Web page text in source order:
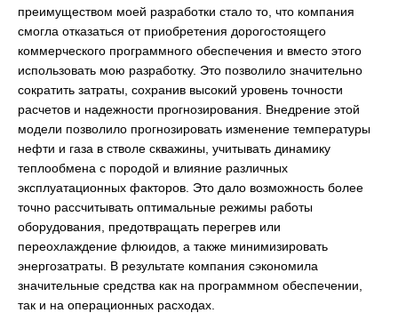
преимуществом моей разработки стало то, что компания
смогла отказаться от приобретения дорогостоящего
коммерческого программного обеспечения и вместо этого
использовать мою разработку. Это позволило значительно
сократить затраты, сохранив высокий уровень точности
расчетов и надежности прогнозирования. Внедрение этой
модели позволило прогнозировать изменение температуры
нефти и газа в стволе скважины, учитывать динамику
теплообмена с породой и влияние различных
эксплуатационных факторов. Это дало возможность более
точно рассчитывать оптимальные режимы работы
оборудования, предотвращать перегрев или
переохлаждение флюидов, а также минимизировать
энергозатраты. В результате компания сэкономила
значительные средства как на программном обеспечении,
так и на операционных расходах.